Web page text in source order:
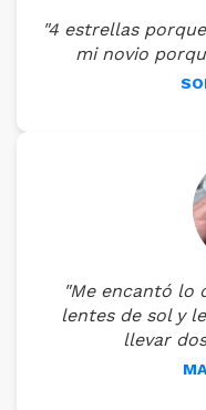
"4 estrellas
mi novio
"Me encantó lo
lentes de sol y
llevar